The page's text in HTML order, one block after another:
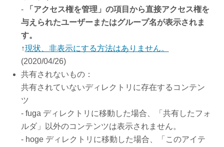
-
「アクセス権を管理」の項目から直接アクセス権を
与えられたユーザーまたはグループ名が表示されま
す。
↑現状、非表示にする方法はありません。
(2020/04/26)
共有されないもの：
共有されていないディレクトリに存在するコンテン
ツ
- fuga ディレクトリに移動した場合、「共有したフォ
ルダ」以外のコンテンツは表示されません。
- hoge ディレクトリに移動した場合、「このアイテ